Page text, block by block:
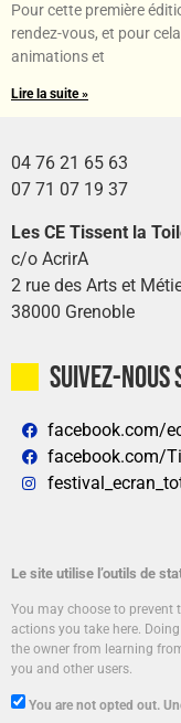
Pour cette première
rendez-vous, et pour
animations et
Lire la suite »
04 76 21 65 63
07 71 07 19 37
Les CE Tissent la
c/o AcrirA
2 rue des Arts et
38000 Grenoble
Suivez-
facebook.com/
facebook.com/
Le site utilise l’outils de
You may choose to
actions you take here.
the owner from learning
you and other users.
You are not opted out.